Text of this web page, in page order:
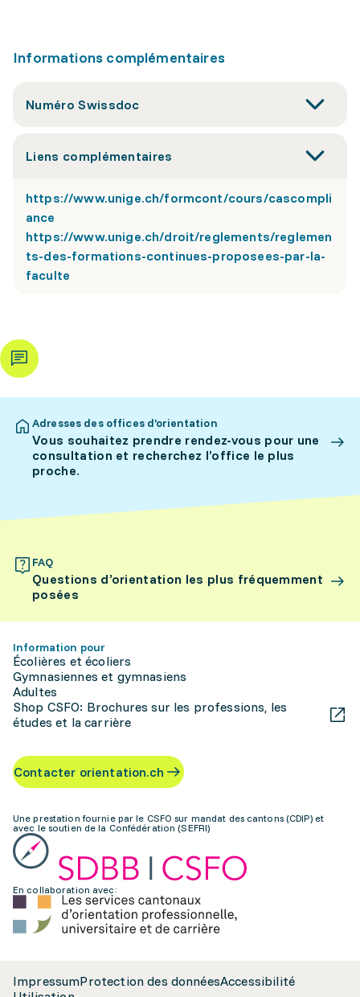
Informations complémentaires
Numéro Swissdoc
Liens complémentaires
https://www.unige.ch/formcont/cours/cascompli
ance
https://www.unige.ch/droit/reglements/reglemen
ts-des-formations-continues-proposees-par-la-
faculte
Adresses des offices d’orientation
Vous souhaitez prendre rendez-vous pour une
consultation et recherchez l’office le plus
proche.
FAQ
Questions d’orientation les plus fréquemment
posées
Information pour
Écolières et écoliers
Gymnasiennes et gymnasiens
Adultes
Shop CSFO: Brochures sur les professions, les
études et la carrière
Contacter orientation.ch
Une prestation fournie par le CSFO sur mandat des cantons (CDIP) et
avec le soutien de la Confédération (SEFRI)
En collaboration avec:
ImpressumProtection des donnéesAccessibilité